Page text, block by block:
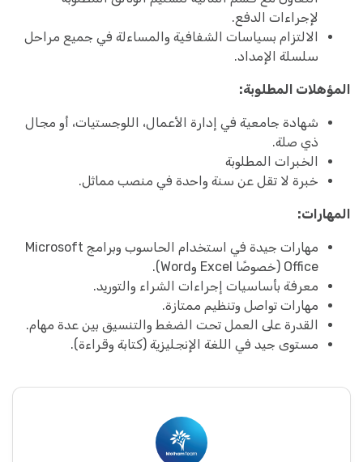
لإجراءات الدفع.
الالتزام بسياسات الشفافية والمساءلة في جميع مراحل
سلسلة الإمداد.
المؤهلات المطلوبة:
شهادة جامعية في إدارة الأعمال، اللوجستيات، أو مجال
ذي صلة.
الخبرات المطلوبة
خبرة لا تقل عن سنة واحدة في منصب مماثل.
المهارات:
مهارات جيدة في استخدام الحاسوب وبرامج Microsoft
Office (خصوصًا Excel وWord).
معرفة بأساسيات إجراءات الشراء والتوريد.
مهارات تواصل وتنظيم ممتازة.
القدرة على العمل تحت الضغط والتنسيق بين عدة مهام.
مستوى جيد في اللغة الإنجليزية (كتابة وقراءة).